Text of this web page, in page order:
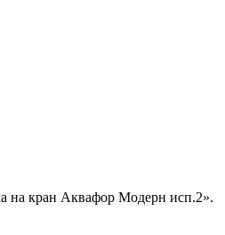
на кран Аквафор Модерн исп.2».